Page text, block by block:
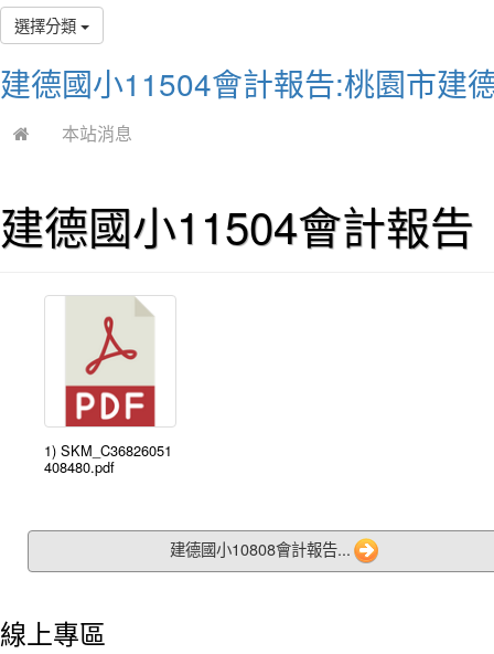
選擇分類
建德國小11504會計報告:桃園市建
本站消息
建德國小11504會計報告
1) SKM_C36826051
408480.pdf
建德國小10808會計報告...
線上專區